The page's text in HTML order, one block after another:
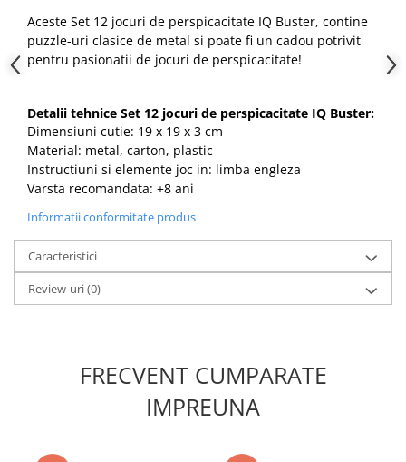
Aceste Set 12 jocuri de perspicacitate IQ Buster, contine
puzzle-uri clasice de metal si poate fi un cadou potrivit
pentru pasionatii de jocuri de perspicacitate!
Detalii tehnice Set 12 jocuri de perspicacitate IQ Buster:
Dimensiuni cutie: 19 x 19 x 3 cm
Material: metal, carton, plastic
Instructiuni si elemente joc in: limba engleza
Varsta recomandata: +8 ani
Informatii conformitate produs
Caracteristici
Review-uri(0)
FRECVENT CUMPARATE
IMPREUNA